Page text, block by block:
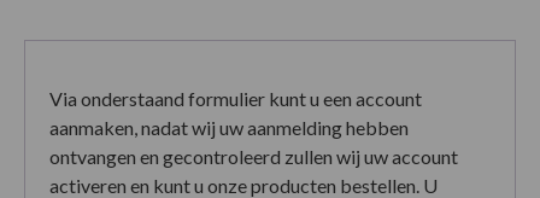
Via onderstaand formulier kunt u een account
aanmaken, nadat wij uw aanmelding hebben
ontvangen en gecontroleerd zullen wij uw account
activeren en kunt u onze producten bestellen. U